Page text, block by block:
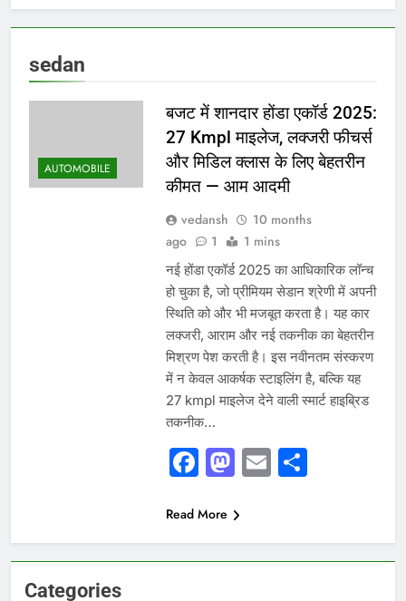
CTET बाल विकास एवं
शिक्षाशास्त्र — 100 श्रेष्ठ
प्रश्नोत्तर (1-20)
10 Months Ago
एनएसआई कानपुर भर्ती 2025
फोरमैन (इलेक्ट्रिकल) की
जानकारी
10 Months Ago
क्वालकॉम और BMW की
ऑटोमेटेड ड्राइविंग सिस्टम
sedan
AUTOMOBILE
बजट में शानदार होंडा एकॉर्ड 2025:
27 Kmpl माइलेज, लक्जरी फीचर्स
और मिडिल क्लास के लिए बेहतरीन
कीमत — आम आदमी
vedansh
10 months
ago
1 1 mins
नई होंडा एकॉर्ड 2025 का आधिकारिक लॉन्च
हो चुका है, जो प्रीमियम सेडान श्रेणी में अपनी
स्थिति को और भी मजबूत करता है। यह कार
लक्जरी, आराम और नई तकनीक का बेहतरीन
मिश्रण पेश करती है। इस नवीनतम संस्करण
में न केवल आकर्षक स्टाइलिंग है, बल्कि यह
27 kmpl माइलेज देने वाली स्मार्ट हाइब्रिड
तकनीक…
Facebook
Mastodon
EmailShare
Read More
Categories